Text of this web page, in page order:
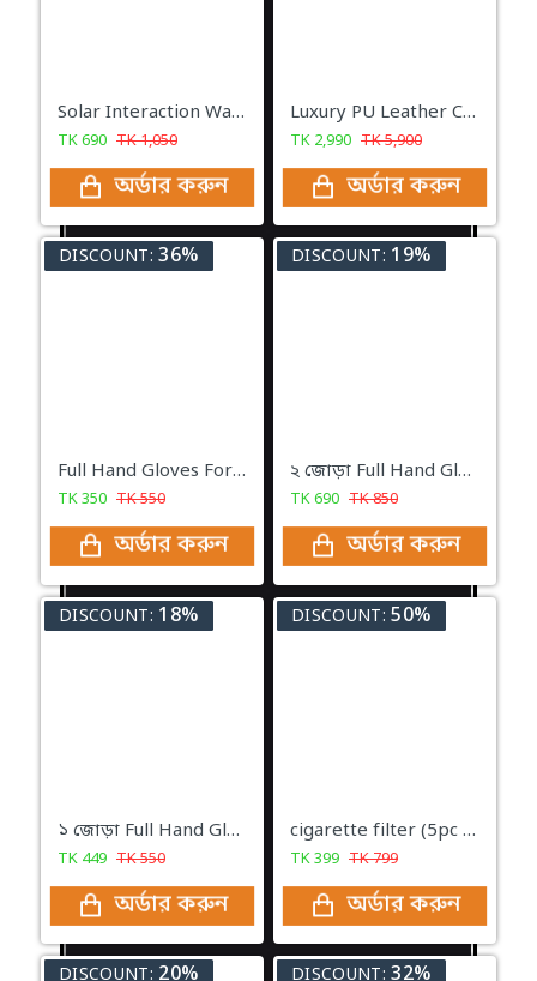
Solar Interaction Wall Lamp
TK690 TK1,050
অর্ডার করুন
Luxury PU Leather Car bed Mattress
TK 2,990 TK5,900
অর্ডার করুন
DISCOUNT: 36%
Full Hand Gloves For The Kitchen
TK350 TK550
অর্ডার করুন
DISCOUNT: 19%
২ জোড়া Full Hand Gloves For The Kitchen
TK690 TK850
অর্ডার করুন
DISCOUNT: 18%
১ জোড়া Full Hand Gloves For The Kitchen
TK 449 TK550
অর্ডার করুন
DISCOUNT: 50%
cigarette filter (5pc set )
TK399 TK799
অর্ডার করুন
DISCOUNT: 20% DISCOUNT: 32%